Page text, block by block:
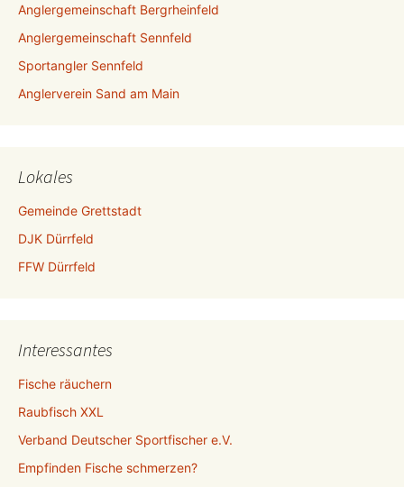
Anglergemeinschaft Bergrheinfeld
Anglergemeinschaft Sennfeld
Sportangler Sennfeld
Anglerverein Sand am Main
Lokales
Gemeinde Grettstadt
DJK Dürrfeld
FFW Dürrfeld
Interessantes
Fische räuchern
Raubfisch XXL
Verband Deutscher Sportfischer e.V.
Empfinden Fische schmerzen?